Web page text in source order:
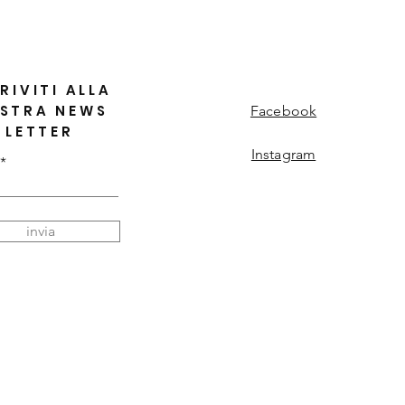
ALLA
NEWS
LETTER
invia
Facebook
Instagram